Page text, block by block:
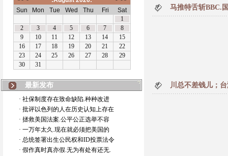
最新发布
· 社保制度存在致命缺陷.种种改进
· 批评以色列的人在历史认知上存在
· 拯救美国法案.公平公正选举不容
· 一万年太久.现在就必须把美国的
· 总统签署出生公民权和ID投票法令
· 假作真时真亦假.无为有处有还无.
马推特舌斩BBC.
川总不差钱儿；